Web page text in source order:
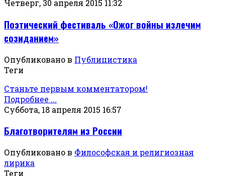
Четверг, 30 апреля 2015 11:32
Поэтический фестиваль «Ожог войны излечим
созиданием»
Опубликовано в Публицистика
Теги
Станьте первым комментатором!
Подробнее ...
Суббота, 18 апреля 2015 16:57
Благотворителям из России
Опубликовано в Философская и религиозная
лирика
Теги